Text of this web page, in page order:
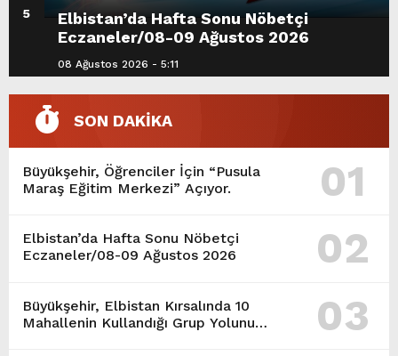
5
Elbistan’da Hafta Sonu Nöbetçi
Eczaneler/08-09 Ağustos 2026
08 Ağustos 2026 - 5:11
SON DAKİKA
Büyükşehir, Öğrenciler İçin “Pusula
Maraş Eğitim Merkezi” Açıyor.
01
Elbistan’da Hafta Sonu Nöbetçi
Eczaneler/08-09 Ağustos 2026
02
Büyükşehir, Elbistan Kırsalında 10
Mahallenin Kullandığı Grup Yolunu
03